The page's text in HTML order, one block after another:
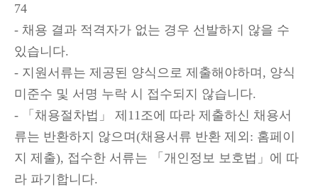
74
- 채용 결과 적격자가 없는 경우 선발하지 않을 수
있습니다.
- 지원서류는 제공된 양식으로 제출해야하며 , 양식
미준수 및 서명 누락 시 접수되지 않습니다.
- 「 채용절차법 」 제 11조에 따라 제출하신 채용서
류는 반환하지 않으며 (채용서류 반환 제외 : 홈페이
지 제출), 접수한 서류는 「 개인정보 보호법 」 에 따
라 파기합니다.